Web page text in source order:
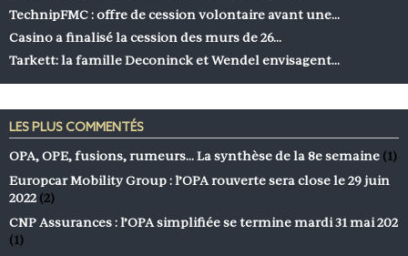
TechnipFMC : offre de cession volontaire avant une…
Casino a finalisé la cession des murs de 26…
Tarkett: la famille Deconinck et Wendel envisagent…
LES PLUS COMMENTÉS
OPA, OPE, fusions, rumeurs… La synthèse de la 8e semaine (1)
Europcar Mobility Group : l’OPA rouverte sera close le 29 juin
2022 (2)
CNP Assurances : l’OPA simplifiée se termine mardi 31 mai 202
(1)